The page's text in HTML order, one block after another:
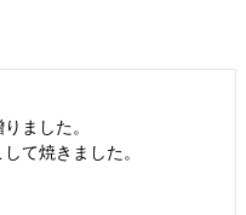
ました。
て焼きました。